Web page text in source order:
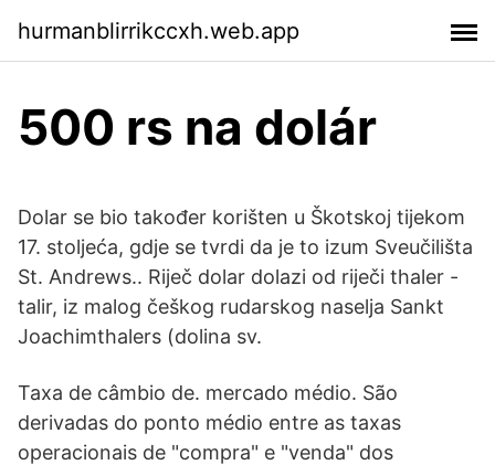
hurmanblirrikccxh.web.app
500 rs na dolár
Dolar se bio također korišten u Škotskoj tijekom
17. stoljeća, gdje se tvrdi da je to izum Sveučilišta
St. Andrews.. Riječ dolar dolazi od riječi thaler -
talir, iz malog češkog rudarskog naselja Sankt
Joachimthalers (dolina sv.
Taxa de câmbio de. mercado médio. São
derivadas do ponto médio entre as taxas
operacionais de "compra" e "venda" dos